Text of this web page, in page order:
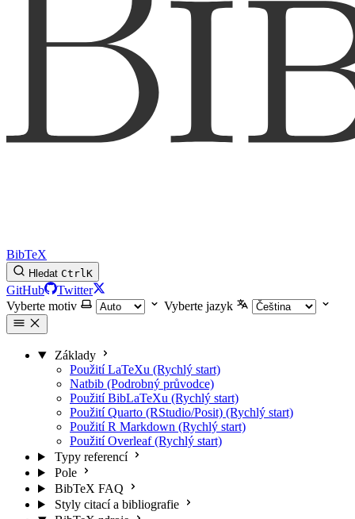
BibTeX
Hledat CtrlK
GitHub
Twitter
Vyberte motiv
Vyberte jazyk
Základy
Použití LaTeXu (Rychlý start)
Natbib (Podrobný průvodce)
Použití BibLaTeXu (Rychlý start)
Použití Quarto (RStudio/Posit) (Rychlý start)
Použití R Markdown (Rychlý start)
Použití Overleaf (Rychlý start)
Typy referencí
Pole
BibTeX FAQ
Styly citací a bibliografie